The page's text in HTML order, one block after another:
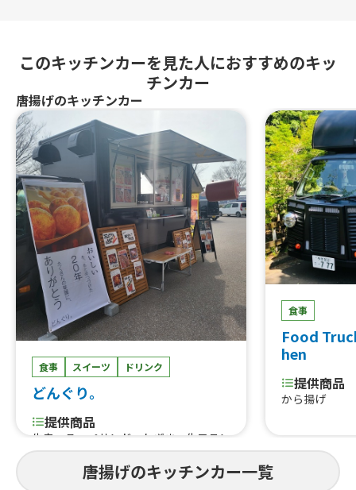
このキッチンカーを見た人におすすめのキッ
チンカー
唐揚げのキッチンカー
食事 スイーツ ドリンク
どんぐり。
提供商品
牛串、こっぺサンド、ねぎま、生フラン
ク、唐揚げ丼、カルビ丼、ドラゴンロ
ングポテト、ソフトドリンク、ロース
食事
Food
hen
提供商品
から揚げ
唐揚げのキッチンカー一覧